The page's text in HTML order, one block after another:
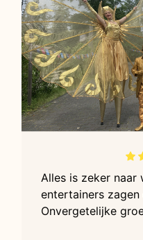
Alles is zeker naar
entertainers
Onvergetelijke